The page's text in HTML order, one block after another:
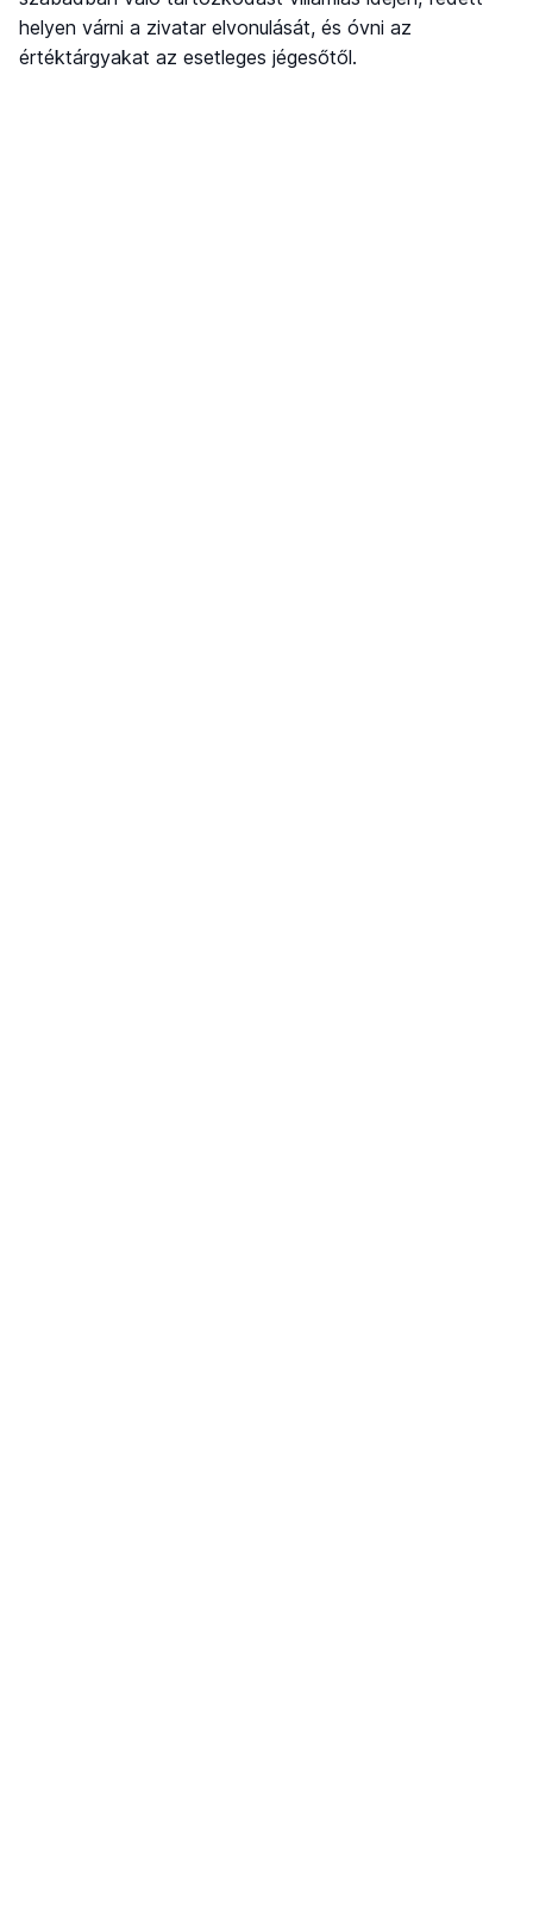
helyen várni a zivatar elvonulását, és óvni az
értéktárgyakat az esetleges jégesőtől.